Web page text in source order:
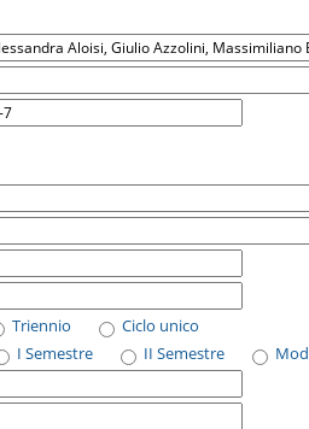
Triennio
Ciclo unico
I Semestre II Semestre